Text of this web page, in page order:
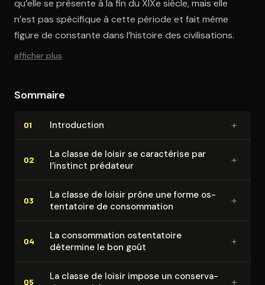
qu’elle se présente à la fin du XIXe siècle, mais elle
n’est pas spécifique à cette période et fait même
figure de constante dans l’histoire des civilisations.
afficher plus
Sommaire
01 In­tro­duc­tion +
02
La classe de loisir se caractérise par
l’instinct prédateur
+
03
La classe de loisir prône une forme os­
ten­ta­toire de consom­ma­tion
+
04
La consom­ma­tion os­ten­ta­toire
détermine le bon goût
+
05
La classe de loisir impose un conser­va­
+